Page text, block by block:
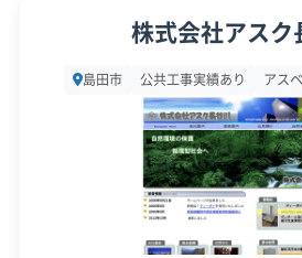
解体工事・空き家対策
ブロック塀の撤去補助が
定である一方、特定空き家の
停止しており、市の支援制度
地の4
1949年7月
2,000万円
0547-53-2013
株式会社アスク
島田市 公共工事実績あり アス